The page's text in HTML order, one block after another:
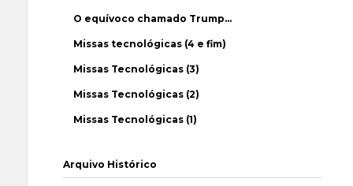
O equívoco chamado Trump…
Missas tecnológicas (4 e fim)
Missas Tecnológicas (3)
Missas Tecnológicas (2)
Missas Tecnológicas (1)
Arquivo Histórico